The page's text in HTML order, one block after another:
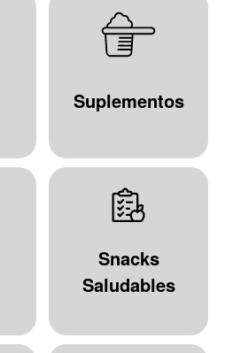
Suplementos
Snacks
Saludables